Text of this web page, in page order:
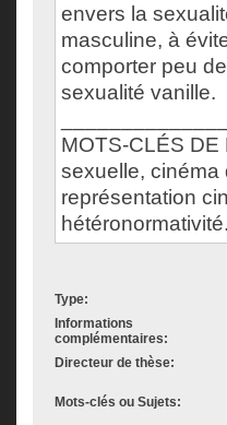
envers la
masculine, à
comporter peu
sexualité vanille.
MOTS-CLÉS DE
sexuelle, cinéma
représentation
hétéronormativité.
Type:
Informations
complémentaires:
Directeur de thèse:
Mots-clés ou Sujets: